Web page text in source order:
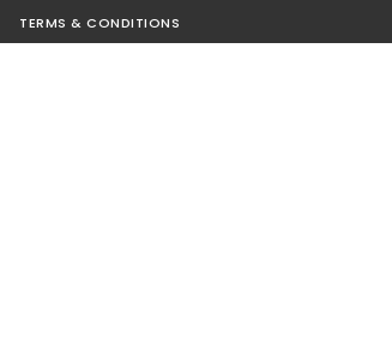
TERMS & CONDITIONS